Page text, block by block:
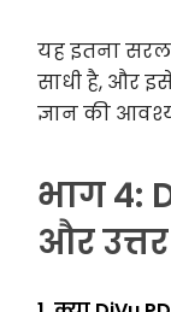
यह इतना सरल
साधी है, और
ज्ञान की
भाग 4:
और उत्तर